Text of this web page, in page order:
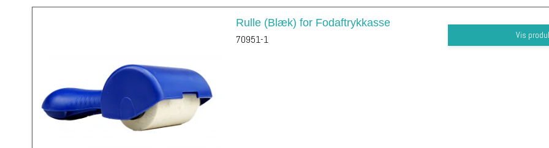
Rulle (Blæk) for Fodaftrykkasse
70951-1 Vis